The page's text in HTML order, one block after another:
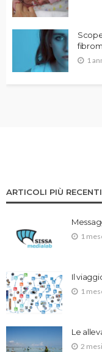
1
ARTICOLI PIÙ RECENTI
1
Il
1
Le
2